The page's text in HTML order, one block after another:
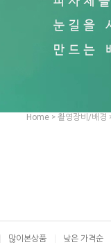
Home > 촬영장비/배경
많이본상품 낮은 가격순